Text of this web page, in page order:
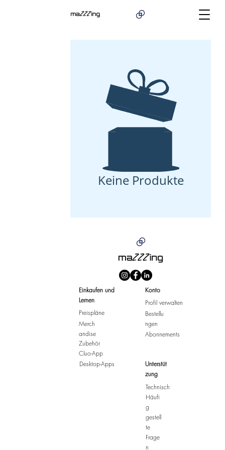
Keine Produkte
Einkaufen und
Lernen
Preispläne
Merch
andise
Zubehör
Cluo-App
Desktop-Apps
Konto
Profil verwalten
Bestellu
ngen
Abonnements
Unterstüt
zung
Technisch
Häufi
g
gestell
te
Frage
n